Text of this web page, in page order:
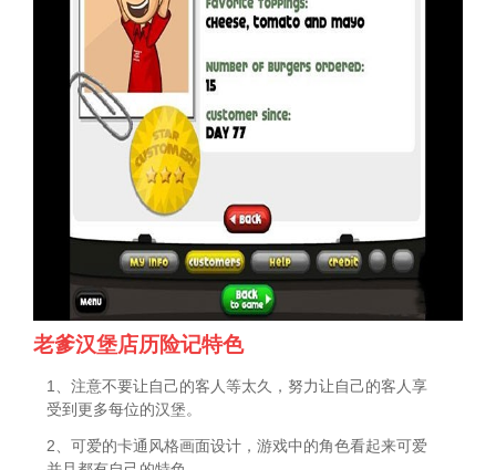
老爹汉堡店历险记特色
1、注意不要让自己的客人等太久，努力让自己的客人享
受到更多每位的汉堡。
2、可爱的卡通风格画面设计，游戏中的角色看起来可爱